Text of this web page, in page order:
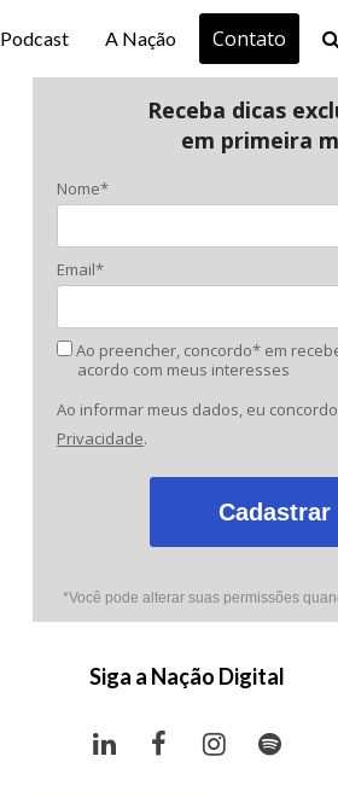
Podcast A Nação Contato
Receba dicas
em primeira
Nome*
Email*
Ao preencher, concordo* em
acordo com meus interesses
Ao informar meus dados, eu
Privacidade.
Cadastrar
*Você pode alterar suas permissões
Siga a Nação Digital
LinkedInFacebook
Instagram
Spotify